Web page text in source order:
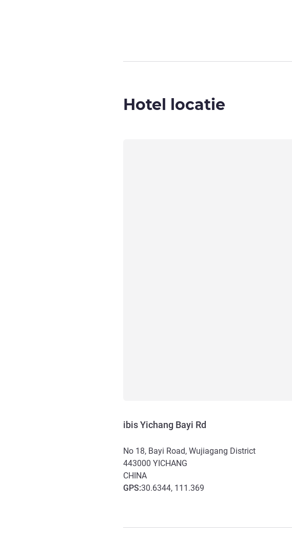
Hotel locatie
ibis Yichang Bayi Rd
No 18, Bayi Road, Wujiagang District
443000 YICHANG
CHINA
GPS:30.6344, 111.369